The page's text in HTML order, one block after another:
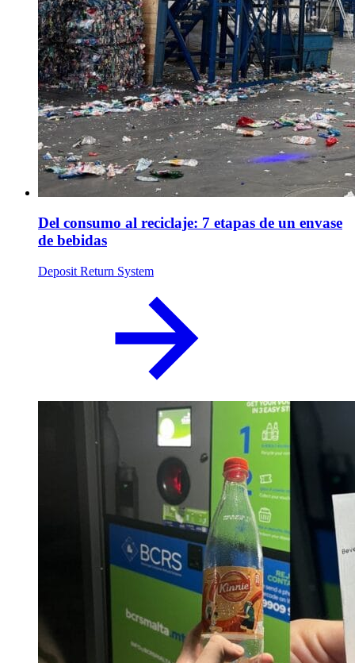
Del consumo al reciclaje: 7 etapas de un envase
de bebidas
Deposit Return System